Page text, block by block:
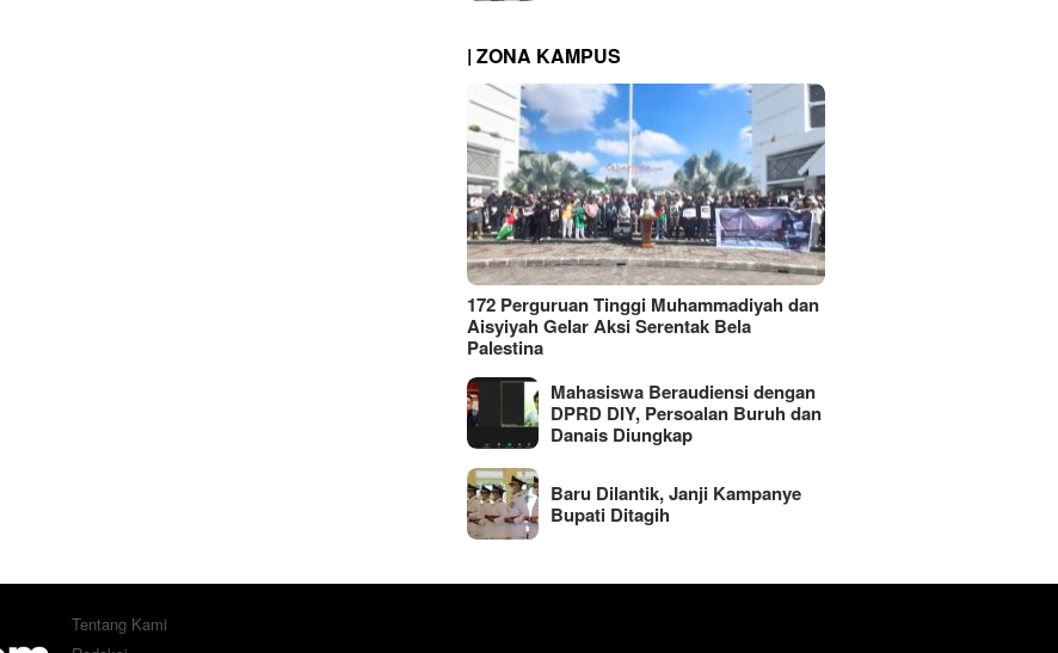
| ZONA KAMPUS
172 Perguruan Tinggi Muhammadiyah dan
Aisyiyah Gelar Aksi Serentak Bela
Palestina
Mahasiswa Beraudiensi dengan
DPRD DIY, Persoalan Buruh dan
Danais Diungkap
Baru Dilantik, Janji Kampanye
Bupati Ditagih
Tentang Kami